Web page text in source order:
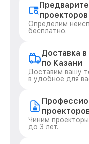
Определим
бесплатно.
Доставка
по Казани
Доставим вашу
в удобное для
Чиним проекторы
до 3 лет.